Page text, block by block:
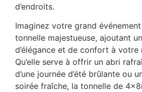
d’endroits.
Imaginez votre grand
tonnelle majestueuse, ajoutant
d’élégance et de confort à votre
Qu’elle serve à offrir un abri
d’une journée d’été brûlante ou
soirée fraîche, la tonnelle de